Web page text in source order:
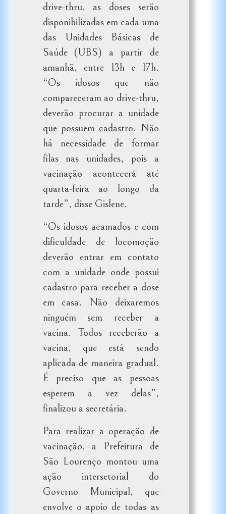
drive-thru, as doses serão
disponibilizadas em cada uma
das Unidades Básicas de
Saúde (UBS) a partir de
amanhã, entre 13h e 17h.
“Os idosos que não
compareceram ao drive-thru,
deverão procurar a unidade
que possuem cadastro. Não
há necessidade de formar
filas nas unidades, pois a
vacinação acontecerá até
quarta-feira ao longo da
tarde”, disse Gislene.
“Os idosos acamados e com
dificuldade de locomoção
deverão entrar em contato
com a unidade onde possui
cadastro para receber a dose
em casa. Não deixaremos
ninguém sem receber a
vacina. Todos receberão a
vacina, que está sendo
aplicada de maneira gradual.
É preciso que as pessoas
esperem a vez delas”,
finalizou a secretária.
Para realizar a operação de
vacinação, a Prefeitura de
São Lourenço montou uma
ação intersetorial do
Governo Municipal, que
envolve o apoio de todas as